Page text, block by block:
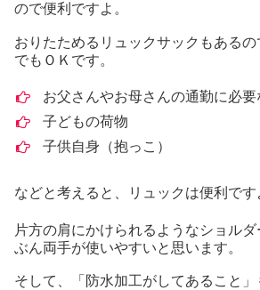
ので便利ですよ。
おりたためるリュックサックもある
でもＯＫです。
お父さんやお母さんの通勤に必要
子どもの荷物
子供自身（抱っこ）
などと考えると、リュックは便利です
片方の肩にかけられるようなショル
ぶん両手が使いやすいと思います。
そして、「防水加工がしてあること